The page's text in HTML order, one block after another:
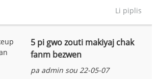
Li piplis
5 pi gwo zouti makiyaj chak
fanm bezwen
pa admin sou 22-05-07